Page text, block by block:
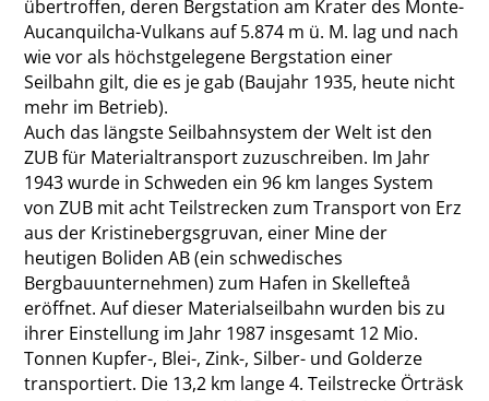
übertroffen, deren Bergstation am Krater des Monte-
Aucanquilcha-Vulkans auf 5.874 m ü. M. lag und nach
wie vor als höchstgelegene Bergstation einer
Seilbahn gilt, die es je gab (Baujahr 1935, heute nicht
mehr im Betrieb).
Auch das längste Seilbahnsystem der Welt ist den
ZUB für Materialtransport zuzuschreiben. Im Jahr
1943 wurde in Schweden ein 96 km langes System
von ZUB mit acht Teilstrecken zum Transport von Erz
aus der Kristinebergsgruvan, einer Mine der
heutigen Boliden AB (ein schwedisches
Bergbauunternehmen) zum Hafen in Skellefteå
eröffnet. Auf dieser Materialseilbahn wurden bis zu
ihrer Einstellung im Jahr 1987 insgesamt 12 Mio.
Tonnen Kupfer-, Blei-, Zink-, Silber- und Golderze
transportiert. Die 13,2 km lange 4. Teilstrecke Örträsk